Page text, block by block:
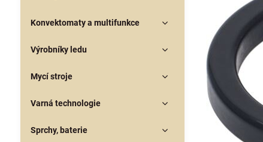
Konvektomaty a multifunkce
Výrobníky ledu
Mycí stroje
Varná technologie
Sprchy, baterie